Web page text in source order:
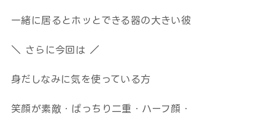
一緒に居るとホッとできる器の大きい彼
＼ さらに今回は ／
身だしなみに気を使っている方
笑顔が素敵・ぱっちり二重・ハーフ顔・